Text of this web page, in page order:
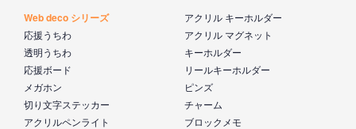
Web deco シリーズ
応援うちわ
透明うちわ
応援ボード
メガホン
切り文字ステッカー
アクリルペンライト
アクリル キーホルダー
アクリル マグネット
キーホルダー
リールキーホルダー
ピンズ
チャーム
ブロックメモ